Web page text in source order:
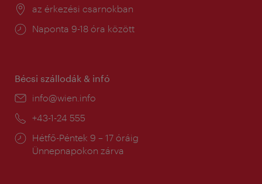
Helyszín:
az érkezési csarnokban
Nyitva
Naponta 9-18 óra között
Bécsi szállodák & infó
E-
info@wien.info
Telefon:
+43-1-24 555
Nyitva
tartás:
Hétfő-Péntek 9 – 17 óráig
Ünnepnapokon zárva